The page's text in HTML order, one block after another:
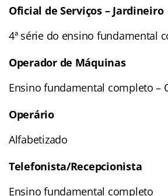
Oficial de Serviços – Jardineiro
4ª série do ensino fundamental
Operador de Máquinas
Ensino fundamental completo –
Operário
Alfabetizado
Telefonista/Recepcionista
Ensino fundamental completo